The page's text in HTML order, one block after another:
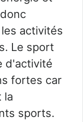
activités
Le sport
d'activité
fortes car
la
sports.